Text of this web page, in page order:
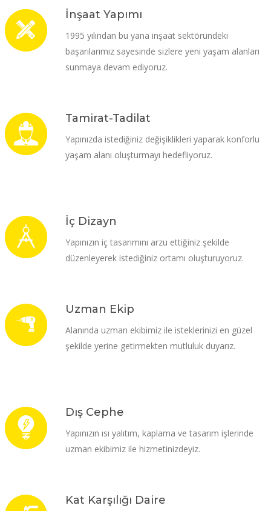
İnşaat Yapımı
1995 yılından bu yana inşaat sektöründeki
başarılarımız sayesinde sizlere yeni yaşam alanları
sunmaya devam ediyoruz.
Tamirat-Tadilat
Yapınızda istediğiniz değişiklikleri yaparak konforlu
yaşam alanı oluşturmayı hedefliyoruz.
İç Dizayn
Yapınızın iç tasarımını arzu ettiğiniz şekilde
düzenleyerek istediğiniz ortamı oluşturuyoruz.
Uzman Ekip
Alanında uzman ekibimiz ile isteklerinizi en güzel
şekilde yerine getirmekten mutluluk duyarız.
Dış Cephe
Yapınızın ısı yalıtım, kaplama ve tasarım işlerinde
uzman ekibimiz ile hizmetinizdeyiz.
Kat Karşılığı Daire